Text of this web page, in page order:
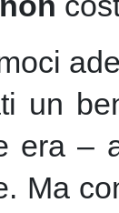
un
era –
Ma